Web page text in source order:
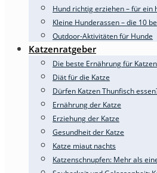
Hund richtig erziehen – für
Kleine Hunderassen – die 10
Outdoor-Aktivitäten für Hunde
Katzenratgeber
Die beste Ernährung für Katzen
Diät für die Katze
Dürfen Katzen Thunfisch
Ernährung der Katze
Erziehung der Katze
Gesundheit der Katze
Katze miaut nachts
Katzenschnupfen: Mehr als